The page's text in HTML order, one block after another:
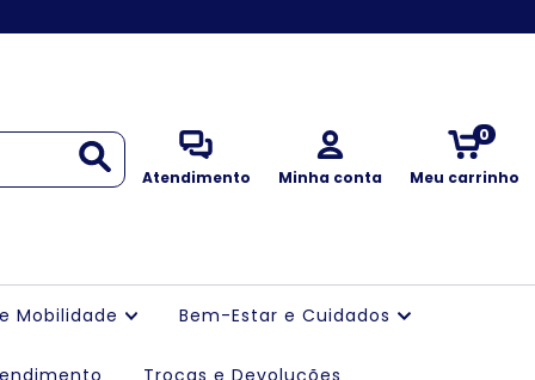
Atendimento Minha conta Meu carrinho
0
Mobilidade Bem-Estar e Cuidados
Trocas e Devoluções